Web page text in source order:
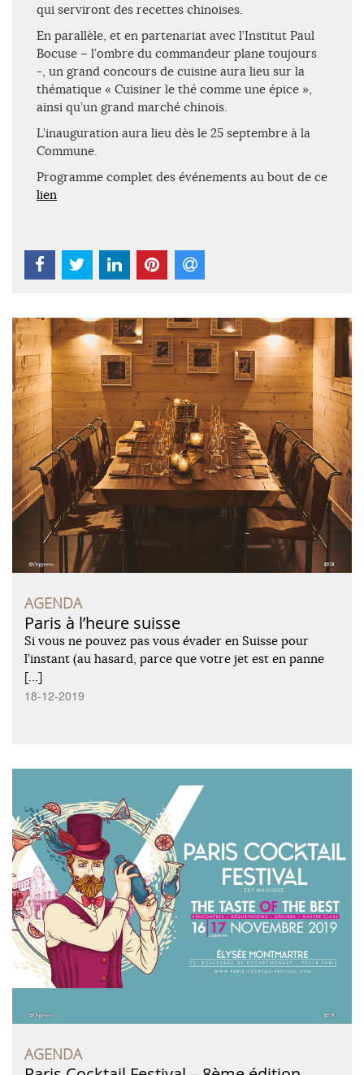
qui serviront des recettes chinoises.
En parallèle, et en partenariat avec l’Institut Paul
Bocuse – l’ombre du commandeur plane toujours
-, un grand concours de cuisine aura lieu sur la
thématique « Cuisiner le thé comme une épice »,
ainsi qu’un grand marché chinois.
L’inauguration aura lieu dès le 25 septembre à la
Commune.
Programme complet des événements au bout de ce
lien
AGENDA
Paris à l’heure suisse
Si vous ne pouvez pas vous évader en Suisse pour
l’instant (au hasard, parce que votre jet est en panne
[…]
18-12-2019
AGENDA